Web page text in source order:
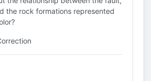
the rock formations represented